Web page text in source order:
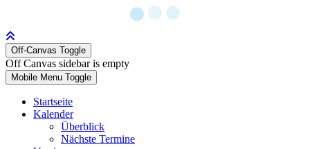
Off-Canvas Toggle
Off Canvas sidebar is empty
Mobile Menu Toggle
Startseite
Kalender
Überblick
Nächste Termine